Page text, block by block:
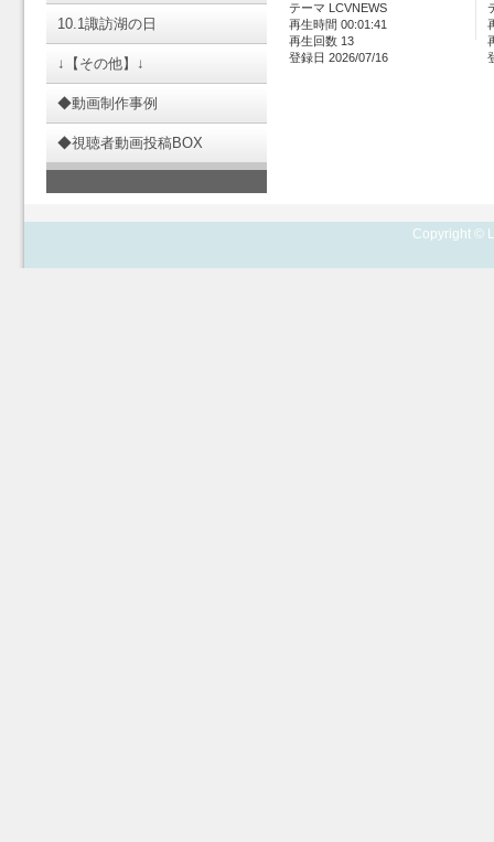
10.1諏訪湖の日
↓【その他】↓
◆動画制作事例
◆視聴者動画投稿BOX
テーマ LCVNEWS
再生時間 00:01:41
再生回数 13
登録日 2026/07/16
Copyright ©